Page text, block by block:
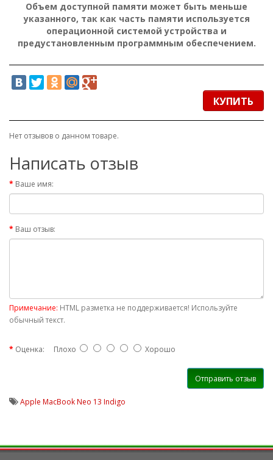
Объем доступной памяти может быть меньше
указанного, так как часть памяти используется
операционной системой устройства и
предустановленным программным обеспечением.
КУПИТЬ
Нет отзывов о данном товаре.
Написать отзыв
Ваше имя:
Ваш отзыв:
Примечание: HTML разметка не поддерживается! Используйте
обычный текст.
Оценка: Плохо Хорошо
Отправить отзыв
Apple MacBook Neo 13 Indigo